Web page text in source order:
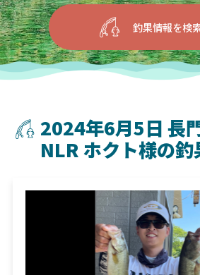
釣果情報を検
2024年6月5日 長
NLR ホクト様の釣